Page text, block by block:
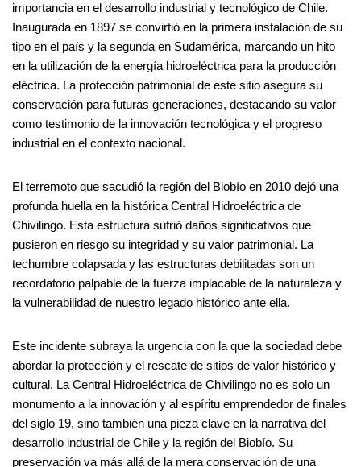
importancia en el desarrollo industrial y tecnológico de Chile.
Inaugurada en 1897 se convirtió en la primera instalación de su
tipo en el país y la segunda en Sudamérica, marcando un hito
en la utilización de la energía hidroeléctrica para la producción
eléctrica. La protección patrimonial de este sitio asegura su
conservación para futuras generaciones, destacando su valor
como testimonio de la innovación tecnológica y el progreso
industrial en el contexto nacional​​.
El terremoto que sacudió la región del Biobío en 2010 dejó una
profunda huella en la histórica Central Hidroeléctrica de
Chivilingo. Esta estructura sufrió daños significativos que
pusieron en riesgo su integridad y su valor patrimonial. La
techumbre colapsada y las estructuras debilitadas son un
recordatorio palpable de la fuerza implacable de la naturaleza y
la vulnerabilidad de nuestro legado histórico ante ella.
Este incidente subraya la urgencia con la que la sociedad debe
abordar la protección y el rescate de sitios de valor histórico y
cultural. La Central Hidroeléctrica de Chivilingo no es solo un
monumento a la innovación y al espíritu emprendedor de finales
del siglo 19, sino también una pieza clave en la narrativa del
desarrollo industrial de Chile y la región del Biobío. Su
preservación va más allá de la mera conservación de una